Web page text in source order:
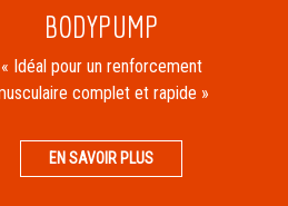
BODYPUMP
« Idéal pour un renforcement
complet et rapide »
EN SAVOIR PLUS